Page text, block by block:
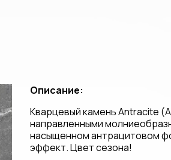
Описание:
Кварцевый камень Antracite
направленными
насыщенном антрацитовом
эффект. Цвет сезона!